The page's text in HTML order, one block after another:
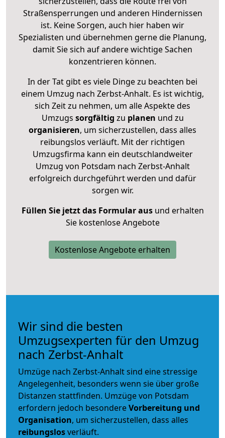
Straßensperrungen und anderen Hindernissen
ist. Keine Sorgen, auch hier haben wir
Spezialisten und übernehmen gerne die Planung,
damit Sie sich auf andere wichtige Sachen
konzentrieren können.
In der Tat gibt es viele Dinge zu beachten bei
einem Umzug nach Zerbst-Anhalt. Es ist wichtig,
sich Zeit zu nehmen, um alle Aspekte des
Umzugs sorgfältig zu planen und zu
organisieren, um sicherzustellen, dass alles
reibungslos verläuft. Mit der richtigen
Umzugsfirma kann ein deutschlandweiter
Umzug von Potsdam nach Zerbst-Anhalt
erfolgreich durchgeführt werden und dafür
sorgen wir.
Füllen Sie jetzt das Formular ausund erhalten
Sie kostenlose Angebote
Kostenlose Angebote erhalten
Wir sind die besten
Umzugsexperten für den Umzug
nach Zerbst-Anhalt
Umzüge nach Zerbst-Anhalt sind eine stressige
Angelegenheit, besonders wenn sie über große
Distanzen stattfinden. Umzüge von Potsdam
erfordern jedoch besondereVorbereitung und
Organisation, um sicherzustellen, dass alles
reibungslosverläuft.